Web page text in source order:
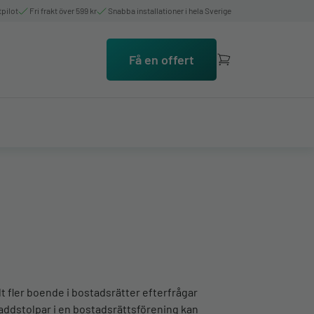
Fri frakt över 599 kr Snabba installationer i hela Sverige
Få en offert
fler boende i bostadsrätter efterfrågar
i en bostadsrättsförening kan